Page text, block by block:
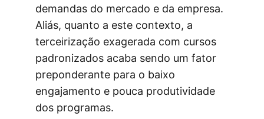
demandas do mercado e da empresa.
Aliás, quanto a este contexto, a
terceirização exagerada com cursos
padronizados acaba sendo um fator
preponderante para o baixo
engajamento e pouca produtividade
dos programas.